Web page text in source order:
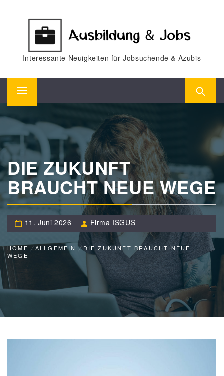
Interessante Neuigkeiten für Jobsuchende & Azubis
Primary
Menu
DIE ZUKUNFT
BRAUCHT NEUE WEGE
11. Juni 2026 Firma ISGUS
HOME ALLGEMEIN
DIE ZUKUNFT BRAUCHT NEUE
WEGE